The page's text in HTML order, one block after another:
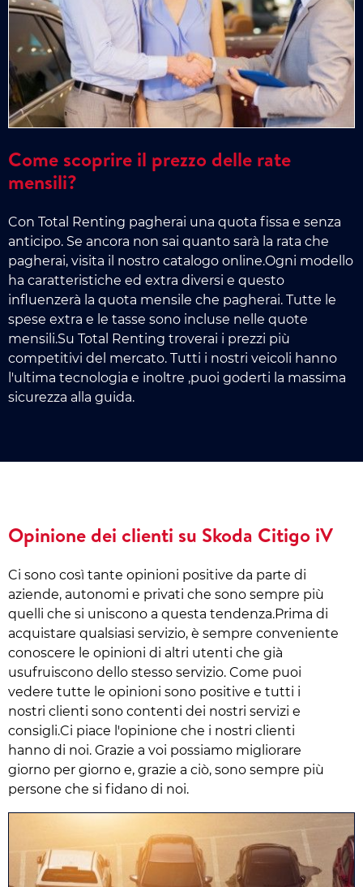
Come scoprire il prezzo delle rate
mensili?
Con Total Renting pagherai una quota fissa e senza
anticipo. Se ancora non sai quanto sarà la rata che
pagherai, visita il nostro catalogo online.Ogni modello
ha caratteristiche ed extra diversi e questo
influenzerà la quota mensile che pagherai. Tutte le
spese extra e le tasse sono incluse nelle quote
mensili.Su Total Renting troverai i prezzi più
competitivi del mercato. Tutti i nostri veicoli hanno
l'ultima tecnologia e inoltre ,puoi goderti la massima
sicurezza alla guida.
Opinione dei clienti su Skoda Citigo iV
Ci sono così tante opinioni positive da parte di
aziende, autonomi e privati che sono sempre più
quelli che si uniscono a questa tendenza.Prima di
acquistare qualsiasi servizio, è sempre conveniente
conoscere le opinioni di altri utenti che già
usufruiscono dello stesso servizio. Come puoi
vedere tutte le opinioni sono positive e tutti i
nostri clienti sono contenti dei nostri servizi e
consigli.Ci piace l'opinione che i nostri clienti
hanno di noi. Grazie a voi possiamo migliorare
giorno per giorno e, grazie a ciò, sono sempre più
persone che si fidano di noi.